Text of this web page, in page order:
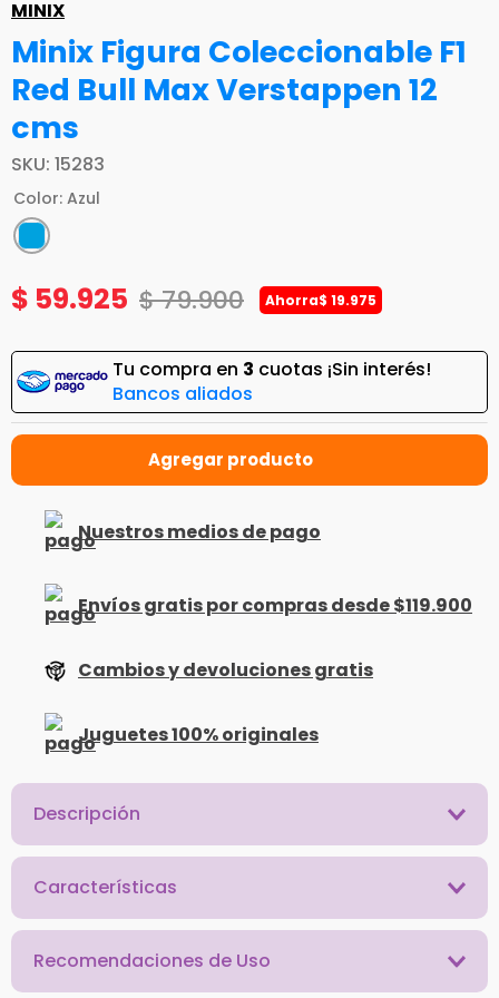
MINIX
Minix Figura Coleccionable F1
Red Bull Max Verstappen 12
cms
SKU: 15283
Color: Azul
$ 59.925 $79.900 Ahorra$ 19.975
Tu compra en 3 cuotas ¡Sin interés!
Bancos aliados
Nuestros medios de pago
Envíos gratis por compras desde $119.900
Cambios y devoluciones gratis
Juguetes 100% originales
Descripción
Características
Recomendaciones de Uso